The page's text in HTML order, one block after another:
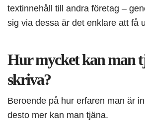
textinnehåll till andra företag –
sig via dessa är det enklare att få
Hur mycket kan man
skriva?
Beroende på hur erfaren man är
desto mer kan man tjäna.